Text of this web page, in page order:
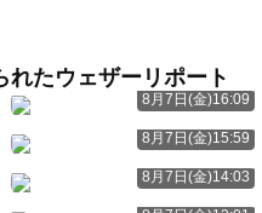
たウェザーリポート
8月7日(金)16:09
8月7日(金)15:59
8月7日(金)14:03